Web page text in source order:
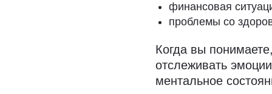
финансовая
проблемы со
Когда вы
отслеживать
ментальное